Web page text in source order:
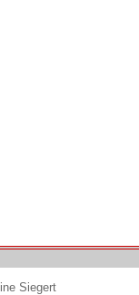
Siegert